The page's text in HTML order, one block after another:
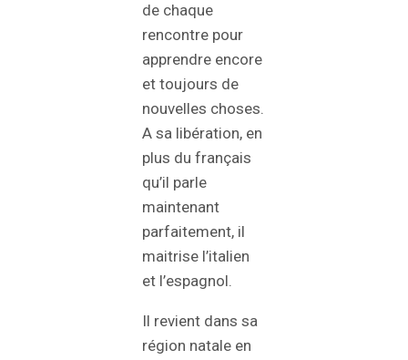
de chaque
rencontre pour
apprendre encore
et toujours de
nouvelles choses.
A sa libération, en
plus du français
qu’il parle
maintenant
parfaitement, il
maitrise l’italien
et l’espagnol.
Il revient dans sa
région natale en